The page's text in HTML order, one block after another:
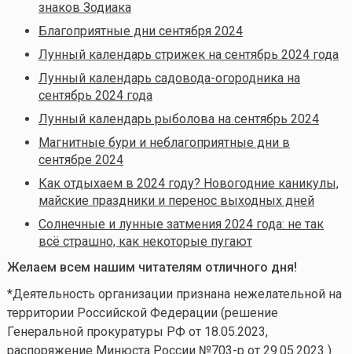
знаков Зодиака
Благоприятные дни сентября 2024
Лунный календарь стрижек на сентябрь 2024 года
Лунный календарь садовода-огородника на
сентябрь 2024 года
Лунный календарь рыболова на сентябрь 2024
Магнитные бури и неблагоприятные дни в
сентябре 2024
Как отдыхаем в 2024 году? Новогодние каникулы,
майские праздники и перенос выходных дней
Солнечные и лунные затмения 2024 года: не так
всё страшно, как некоторые пугают
Желаем всем нашим читателям отличного дня!
*Деятельность организации признана нежелательной на
территории Российской Федерации (решение
Генеральной прокуратуры РФ от 18.05.2023,
распоряжение Минюста России №703-р от 29.05.2023 )